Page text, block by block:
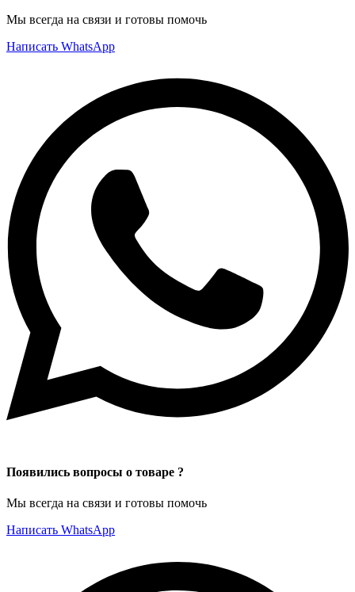
Мы всегда на связи и готовы помочь
Написать WhatsApp
Появились вопросы о товаре ?
Мы всегда на связи и готовы помочь
Написать WhatsApp